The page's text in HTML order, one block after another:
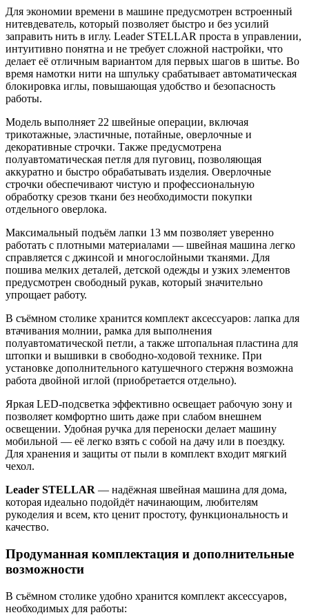
Для экономии времени в машине предусмотрен встроенный
нитевдеватель, который позволяет быстро и без усилий
заправить нить в иглу. Leader STELLAR проста в управлении,
интуитивно понятна и не требует сложной настройки, что
делает её отличным вариантом для первых шагов в шитье. Во
время намотки нити на шпульку срабатывает автоматическая
блокировка иглы, повышающая удобство и безопасность
работы.
Модель выполняет 22 швейные операции, включая
трикотажные, эластичные, потайные, оверлочные и
декоративные строчки. Также предусмотрена
полуавтоматическая петля для пуговиц, позволяющая
аккуратно и быстро обрабатывать изделия. Оверлочные
строчки обеспечивают чистую и профессиональную
обработку срезов ткани без необходимости покупки
отдельного оверлока.
Максимальный подъём лапки 13 мм позволяет уверенно
работать с плотными материалами — швейная машина легко
справляется с джинсой и многослойными тканями. Для
пошива мелких деталей, детской одежды и узких элементов
предусмотрен свободный рукав, который значительно
упрощает работу.
В съёмном столике хранится комплект аксессуаров: лапка для
втачивания молнии, рамка для выполнения
полуавтоматической петли, а также штопальная пластина для
штопки и вышивки в свободно-ходовой технике. При
установке дополнительного катушечного стержня возможна
работа двойной иглой (приобретается отдельно).
Яркая LED-подсветка эффективно освещает рабочую зону и
позволяет комфортно шить даже при слабом внешнем
освещении. Удобная ручка для переноски делает машину
мобильной — её легко взять с собой на дачу или в поездку.
Для хранения и защиты от пыли в комплект входит мягкий
чехол.
Leader STELLAR — надёжная швейная машина для дома,
которая идеально подойдёт начинающим, любителям
рукоделия и всем, кто ценит простоту, функциональность и
качество.
Продуманная комплектация и дополнительные
возможности
В съёмном столике удобно хранится комплект аксессуаров,
необходимых для работы: